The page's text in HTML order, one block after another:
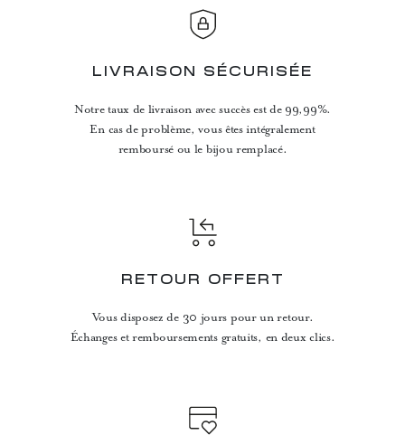
LIVRAISON SÉCURISÉE
Notre taux de livraison avec succès est de 99,99%.
En cas de problème, vous êtes intégralement
remboursé ou le bijou remplacé.
RETOUR OFFERT
Vous disposez de 30 jours pour un retour.
Échanges et remboursements gratuits, en deux clics.